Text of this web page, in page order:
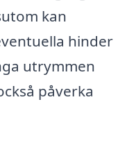
kan
hinder
utrymmen
påverka